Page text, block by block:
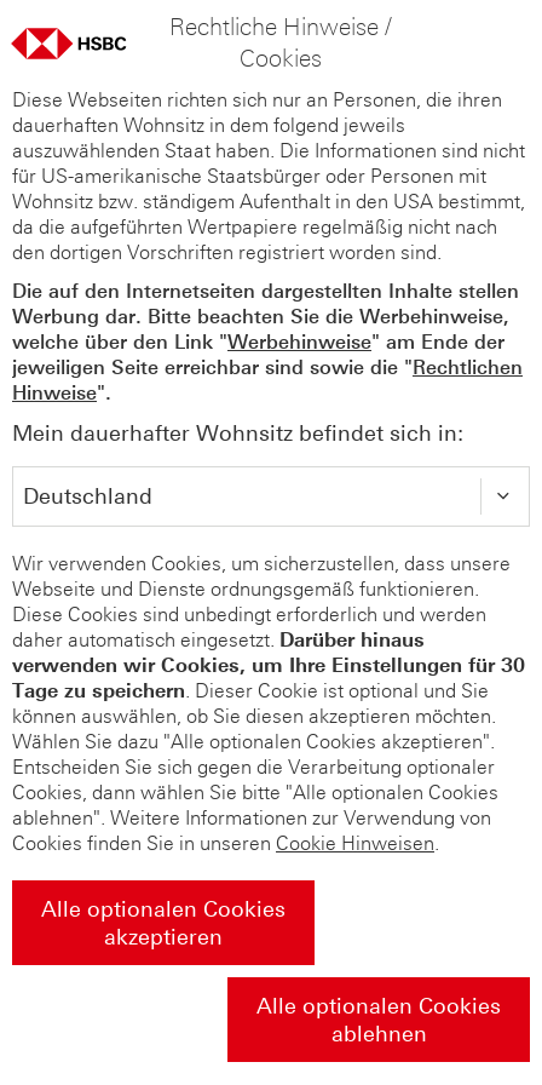
Rechtliche Hinweise /
Cookies
Diese Webseiten richten sich nur an Personen, die ihren
dauerhaften Wohnsitz in dem folgend jeweils
auszuwählenden Staat haben. Die Informationen sind nicht
für US-amerikanische Staatsbürger oder Personen mit
Wohnsitz bzw. ständigem Aufenthalt in den USA bestimmt,
da die aufgeführten Wertpapiere regelmäßig nicht nach
den dortigen Vorschriften registriert worden sind.
Die auf den Internetseiten dargestellten Inhalte stellen
Werbung dar. Bitte beachten Sie die Werbehinweise,
welche über den Link "Werbehinweise" am Ende der
jeweiligen Seite erreichbar sind sowie die "Rechtlichen
Hinweise".
Mein dauerhafter Wohnsitz befindet sich in:
Wir verwenden Cookies, um sicherzustellen, dass unsere
Webseite und Dienste ordnungsgemäß funktionieren.
Diese Cookies sind unbedingt erforderlich und werden
daher automatisch eingesetzt. Darüber hinaus
verwenden wir Cookies, um Ihre Einstellungen für 30
Tage zu speichern. Dieser Cookie ist optional und Sie
können auswählen, ob Sie diesen akzeptieren möchten.
Wählen Sie dazu "Alle optionalen Cookies akzeptieren".
Entscheiden Sie sich gegen die Verarbeitung optionaler
Cookies, dann wählen Sie bitte "Alle optionalen Cookies
ablehnen". Weitere Informationen zur Verwendung von
Cookies finden Sie in unseren Cookie Hinweisen.
Alle optionalen Cookies
akzeptieren
Alle optionalen Cookies
ablehnen